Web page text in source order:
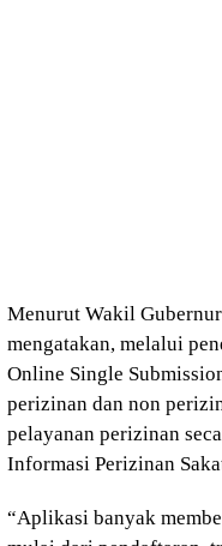
Menurut Wakil
mengatakan, melalui
Online Single
perizinan dan non
pelayanan perizinan
Informasi Perizinan
“Aplikasi banyak